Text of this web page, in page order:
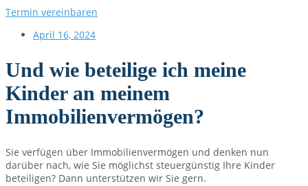
Termin vereinbaren
April 16, 2024
Und wie beteilige ich meine
Kinder an meinem
Immobilienvermögen?
Sie verfügen über Immobilienvermögen und denken nun
darüber nach, wie Sie möglichst steuergünstig Ihre Kinder
beteiligen? Dann unterstützen wir Sie gern.